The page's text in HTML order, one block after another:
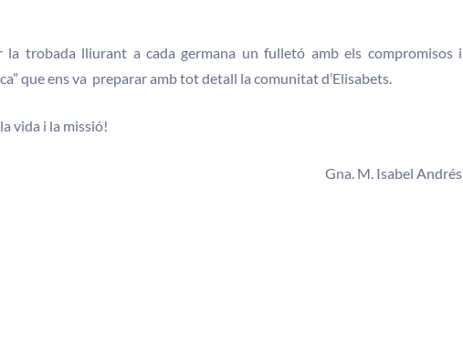
la trobada lliurant a cada germana un fulletó amb els compromisos i
que ens va preparar amb tot detall la comunitat d’Elisabets.
vida i la missió!
Gna. M. Isabel Andrés